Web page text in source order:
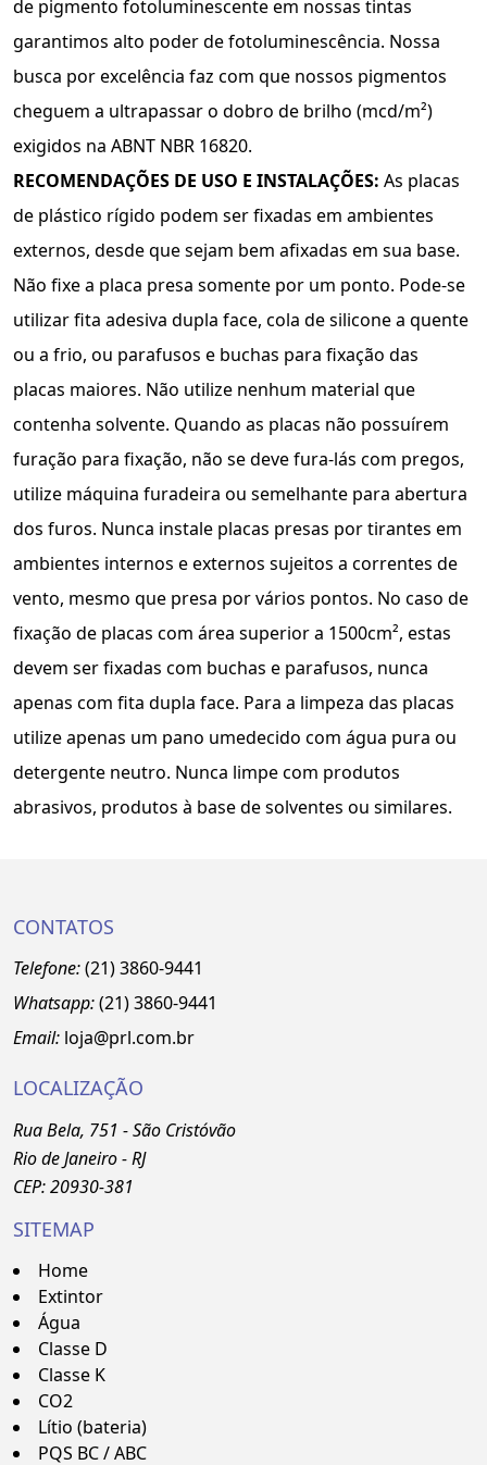
de pigmento fotoluminescente em nossas tintas
garantimos alto poder de fotoluminescência. Nossa
busca por excelência faz com que nossos pigmentos
cheguem a ultrapassar o dobro de brilho (mcd/m²)
exigidos na ABNT NBR 16820.
RECOMENDAÇÕES DE USO E INSTALAÇÕES: As placas
de plástico rígido podem ser ﬁxadas em ambientes
externos, desde que sejam bem aﬁxadas em sua base.
Não ﬁxe a placa presa somente por um ponto. Pode-se
utilizar fita adesiva dupla face, cola de silicone a quente
ou a frio, ou parafusos e buchas para fixação das
placas maiores. Não utilize nenhum material que
contenha solvente. Quando as placas não possuírem
furação para fixação, não se deve fura-lás com pregos,
utilize máquina furadeira ou semelhante para abertura
dos furos. Nunca instale placas presas por tirantes em
ambientes internos e externos sujeitos a correntes de
vento, mesmo que presa por vários pontos. No caso de
fixação de placas com área superior a 1500cm², estas
devem ser fixadas com buchas e parafusos, nunca
apenas com fita dupla face. Para a limpeza das placas
utilize apenas um pano umedecido com água pura ou
detergente neutro. Nunca limpe com produtos
abrasivos, produtos à base de solventes ou similares.
CONTATOS
Telefone:(21) 3860-9441
Whatsapp:(21)3860-9441
Email: loja@prl.com.br
LOCALIZAÇÃO
Rua Bela, 751 - São Cristóvão
Rio de Janeiro - RJ
CEP: 20930-381
SITEMAP
Home
Extintor
Água
Classe D
Classe K
CO2
Lítio (bateria)
PQS BC / ABC